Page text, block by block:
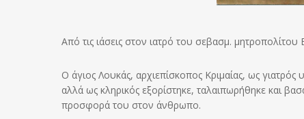
Από τις ιάσεις στον ιατρό του σεβασμ.
Ο άγιος Λουκάς, αρχιεπίσκοπος Κριμαίας, ως
αλλά ως κληρικός εξορίστηκε, ταλαιπωρήθηκε και
προσφορά του στον άνθρωπο.